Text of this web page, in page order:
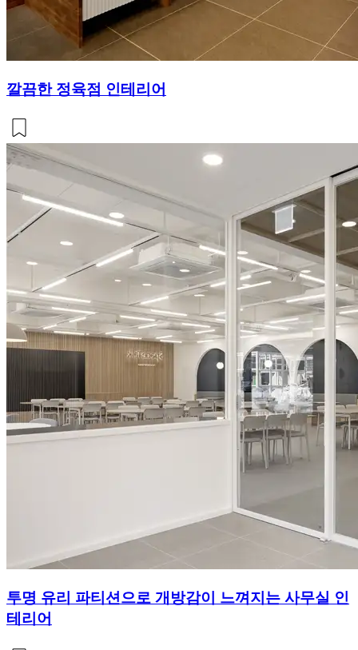
깔끔한 정육점 인테리어
투명 유리 파티션으로 개방감이 느껴지는 사무실 인
테리어